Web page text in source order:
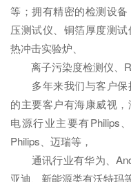
等；拥有精密的检测设
压测试仪、铜箔厚度测试
热冲击实验炉、
离子污染度检测仪、
多年来我们与客户保
的主要客户有海康威视
电源行业主要有Philips
Philips、迈瑞等，
通讯行业有华为、
亚迪、新能源类有沃特玛等